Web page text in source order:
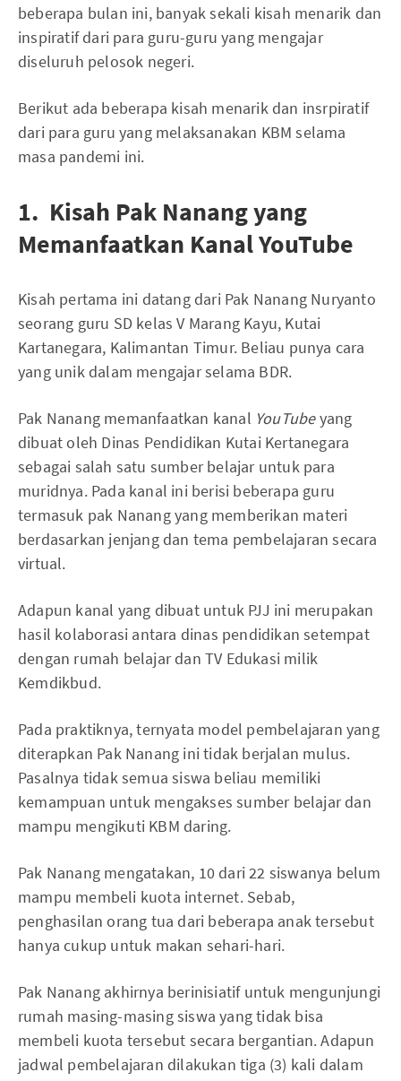
beberapa bulan ini, banyak sekali kisah menarik dan
inspiratif dari para guru-guru yang mengajar
diseluruh pelosok negeri.
Berikut ada beberapa kisah menarik dan insrpiratif
dari para guru yang melaksanakan KBM selama
masa pandemi ini.
1. Kisah Pak Nanang yang
Memanfaatkan Kanal YouTube
Kisah pertama ini datang dari Pak Nanang Nuryanto
seorang guru SD kelas V Marang Kayu, Kutai
Kartanegara, Kalimantan Timur. Beliau punya cara
yang unik dalam mengajar selama BDR.
Pak Nanang memanfaatkan kanal YouTubeyang
dibuat oleh Dinas Pendidikan Kutai Kertanegara
sebagai salah satu sumber belajar untuk para
muridnya. Pada kanal ini berisi beberapa guru
termasuk pak Nanang yang memberikan materi
berdasarkan jenjang dan tema pembelajaran secara
virtual.
Adapun kanal yang dibuat untuk PJJ ini merupakan
hasil kolaborasi antara dinas pendidikan setempat
dengan rumah belajar dan TV Edukasi milik
Kemdikbud.
Pada praktiknya, ternyata model pembelajaran yang
diterapkan Pak Nanang ini tidak berjalan mulus.
Pasalnya tidak semua siswa beliau memiliki
kemampuan untuk mengakses sumber belajar dan
mampu mengikuti KBM daring.
Pak Nanang mengatakan, 10 dari 22 siswanya belum
mampu membeli kuota internet. Sebab,
penghasilan orang tua dari beberapa anak tersebut
hanya cukup untuk makan sehari-hari.
Pak Nanang akhirnya berinisiatif untuk mengunjungi
rumah masing-masing siswa yang tidak bisa
membeli kuota tersebut secara bergantian. Adapun
jadwal pembelajaran dilakukan tiga (3) kali dalam